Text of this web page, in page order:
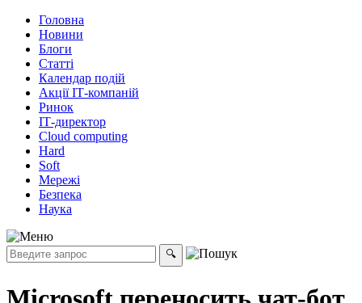
Головна
Новини
Блоги
Статті
Календар подій
Акції ІТ-компаній
Ринок
ІТ-директор
Cloud computing
Hard
Soft
Мережі
Безпека
Наука